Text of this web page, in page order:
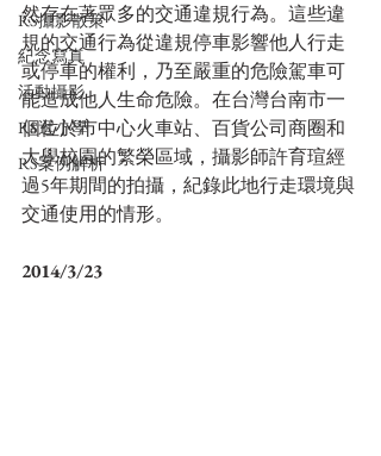
RS攝影散策
紀念寫真
活動攝影
RS逛小學
RS案例解析
然存在著眾多的交通違規行為。這些違
規的交通行為從違規停車影響他人行走
或停車的權利，乃至嚴重的危險駕車可
能造成他人生命危險。在台灣台南市一
個位於市中心火車站、百貨公司商圈和
大學校園的繁榮區域，攝影師許育瑄經
過5年期間的拍攝，紀錄此地行走環境與
交通使用的情形。
2014/3/23